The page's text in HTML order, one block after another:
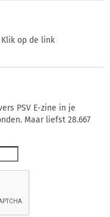
op de link
PSV E-zine in je
Maar liefst 28.667